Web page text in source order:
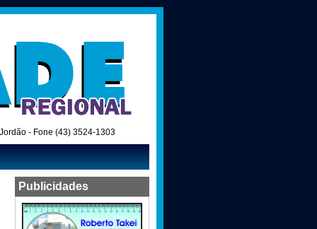
- Fone (43) 3524-1303
Publicidades